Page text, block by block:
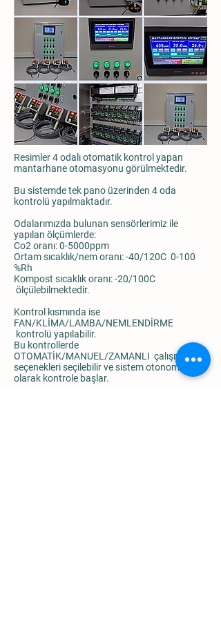
Resimler 4 odalı otomatik kontrol yapan
mantarhane otomasyonu görülmektedir.
Bu sistemde tek pano üzerinden 4 oda
kontrolü yapılmaktadır.
Odalarımızda bulunan sensörlerimiz ile
yapılan ölçümlerde:
Co2 oranı: 0-5000ppm
Ortam sıcaklık/nem oranı: -40/120C 0-100
%Rh
Kompost sıcaklık oranı: -20/100C
ölçülebilmektedir.
Kontrol kısmında ise
FAN/KLİMA/LAMBA/NEMLENDİRME
kontrolü yapılabilir.
Bu kontrollerde
OTOMATİK/MANUEL/ZAMANLI çalışma
seçenekleri seçilebilir ve sistem otonom
olarak kontrole başlar.